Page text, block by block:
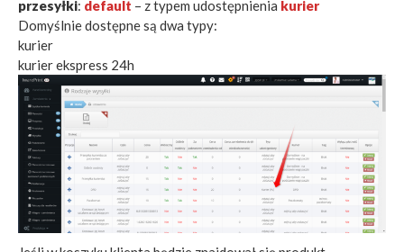
przesyłki: default – z typem udostępnienia kurier
Domyślnie dostępne są dwa typy:
kurier
kurier ekspress 24h